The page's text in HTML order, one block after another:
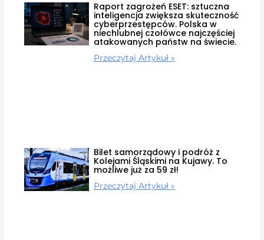
Raport zagrożeń ESET: sztuczna
inteligencja zwiększa skuteczność
cyberprzestępców. Polska w
niechlubnej czołówce najczęściej
atakowanych państw na świecie.
Przeczytaj Artykuł »
Bilet samorządowy i podróż z
Kolejami Śląskimi na Kujawy. To
możliwe już za 59 zł!
Przeczytaj Artykuł »